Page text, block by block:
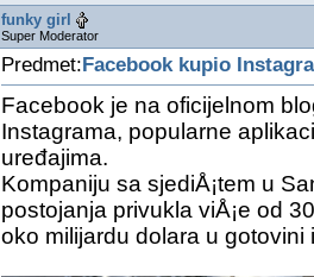
funky girl
Super Moderator
Predmet: Facebook kupio
Facebook je na oficijelnom
Instagrama, popularne
uređajima.
Kompaniju sa sjediÅ¡tem u
postojanja privukla viÅ¡e od
oko milijardu dolara u